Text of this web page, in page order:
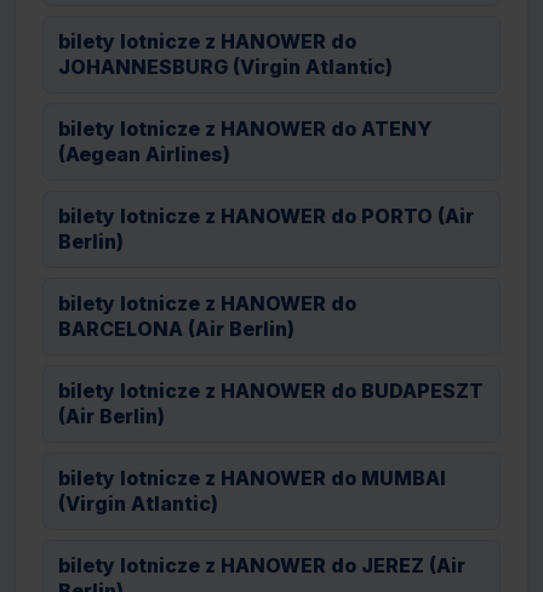
bilety lotnicze z HANOWER do
JOHANNESBURG (Virgin Atlantic)
bilety lotnicze z HANOWER do ATENY
(Aegean Airlines)
bilety lotnicze z HANOWER do PORTO (Air
Berlin)
bilety lotnicze z HANOWER do
BARCELONA (Air Berlin)
bilety lotnicze z HANOWER do BUDAPESZT
(Air Berlin)
bilety lotnicze z HANOWER do MUMBAI
(Virgin Atlantic)
bilety lotnicze z HANOWER do JEREZ (Air